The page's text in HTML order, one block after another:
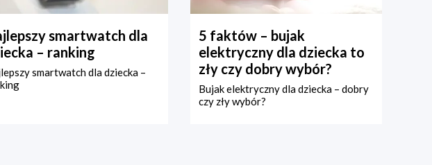
smartwatch dla
– ranking
smartwatch dla dziecka –
5 faktów – bujak
elektryczny dla dziecka to
zły czy dobry wybór?
Bujak elektryczny dla dziecka – dobry
czy zły wybór?